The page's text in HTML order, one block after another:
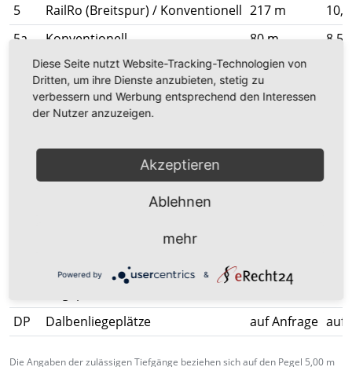
5
RailRo (Breitspur) / Konventionell 217 m
5a
Konventionell 80 m
Multipurpose RoRo 248 m
RailRo (Normalspur) 242 m
Konventionell
RoRo / Konventionell 190 m
Multipurpose / Konventionell 175 m
Multipurpose / Konventionell
DP
Dalbenliegeplätze auf Anfrage auf
Die Angaben der zulässigen Tiefgänge beziehen sich auf den Pegel 5,00 m
Diese Seite nutzt Website-Tracking-Technologien von
Dritten, um ihre Dienste anzubieten, stetig zu
verbessern und Werbung entsprechend den Interessen
der Nutzer anzuzeigen.
Akzeptieren
Ablehnen
mehr
Powered by &